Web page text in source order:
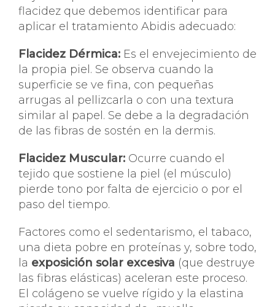
flacidez que debemos identificar para
aplicar el tratamiento Abidis adecuado:
Flacidez Dérmica: Es el envejecimiento de
la propia piel. Se observa cuando la
superficie se ve fina, con pequeñas
arrugas al pellizcarla o con una textura
similar al papel. Se debe a la degradación
de las fibras de sostén en la dermis.
Flacidez Muscular: Ocurre cuando el
tejido que sostiene la piel (el músculo)
pierde tono por falta de ejercicio o por el
paso del tiempo.
Factores como el sedentarismo, el tabaco,
una dieta pobre en proteínas y, sobre todo,
la exposición solar excesiva (que destruye
las fibras elásticas) aceleran este proceso.
El colágeno se vuelve rígido y la elastina